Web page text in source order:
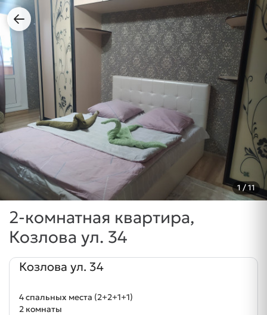
1 / 11
2-комнатная квартира,
Козлова ул. 34
Козлова ул. 34
4 спальных места (2+2+1+1)
2 комнаты